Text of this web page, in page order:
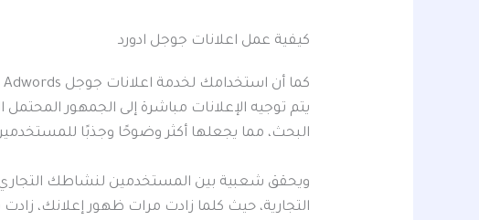
كيفية عمل اعلانات جوجل ادورد
كما أن استخدامك لخدمة اعلانات جوجل Google Adwords يزيد من عدد زيارات مستخدمي
يتم توجيه الإعلانات مباشرة إلى الجمهور
البحث، مما يجعلها أكثر وضوحًا وجذبًا
ويحقق شعبية بين المستخدمين لنشاطك التجاري
التجارية، حيث كلما زادت مرات ظهور إعلانك،